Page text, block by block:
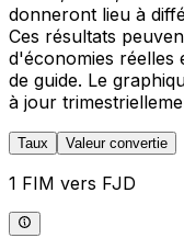
donneront lieu à
Ces résultats
d'économies réelles
de guide. Le
à jour
Taux Valeur convertie
1 FIM vers FJD